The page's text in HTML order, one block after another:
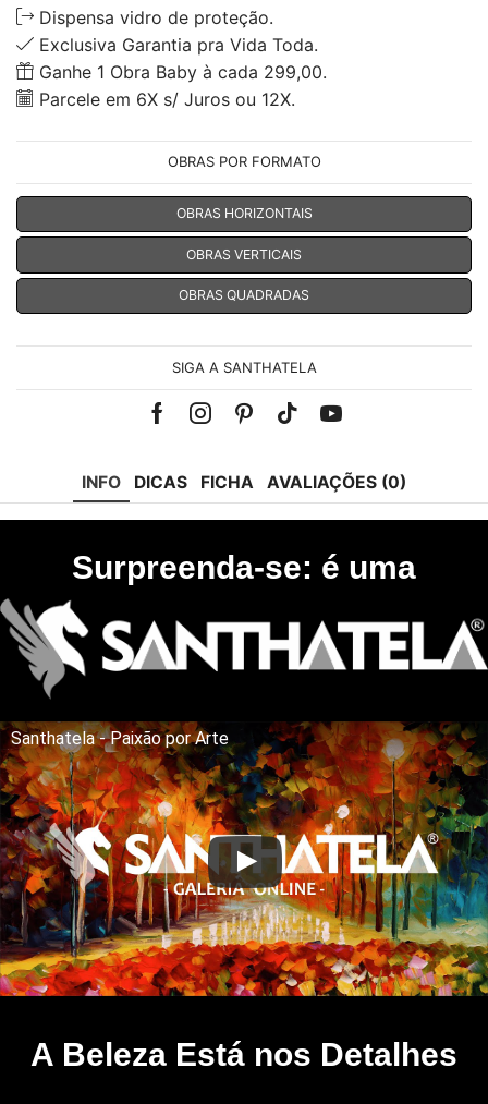
Dispensa vidro de proteção.
Exclusiva Garantia pra Vida Toda.
Ganhe 1 Obra Baby à cada 299,00.
Parcele em 6X s/ Juros ou 12X.
OBRAS POR FORMATO
OBRAS HORIZONTAIS
OBRAS VERTICAIS
OBRAS QUADRADAS
SIGA A SANTHATELA
Facebook
Instagram
Pinterest
Tik-Youtube
INFO DICAS FICHA AVALIAÇÕES (0)
Surpreenda-se: é uma
Santhatela - Paixão por Arte
A Beleza Está nos Detalhes